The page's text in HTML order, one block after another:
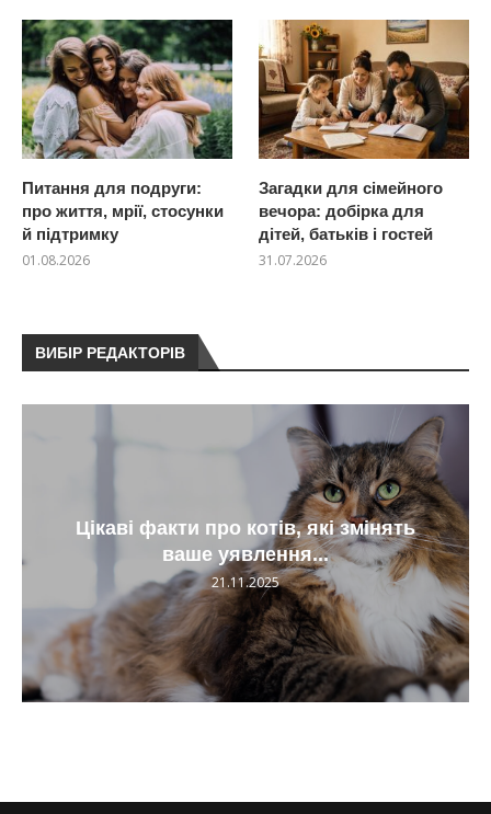
Питання для подруги:
про життя, мрії, стосунки
й підтримку
01.08.2026
Загадки для сімейного
вечора: добірка для
дітей, батьків і гостей
31.07.2026
ВИБІР РЕДАКТОРІВ
Цікаві факти про котів, які змінять
ваше уявлення...
21.11.2025